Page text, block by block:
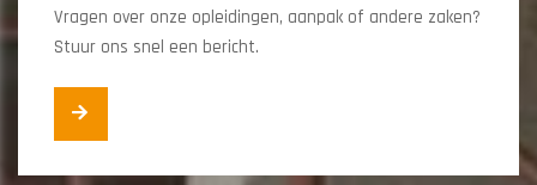
Vragen over onze opleidingen, aanpak of andere zaken?
Stuur ons snel een bericht.